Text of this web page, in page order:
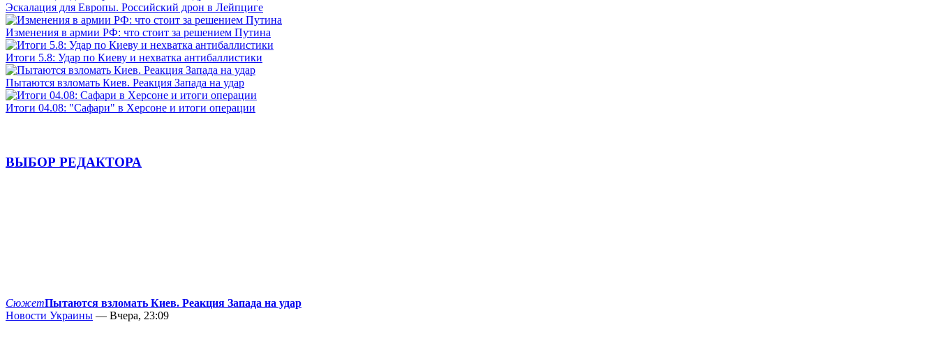
Эскалация для Европы. Российский дрон в Лейпциге
Изменения в армии РФ: что стоит за решением Путина
Итоги 5.8: Удар по Киеву и нехватка антибаллистики
Пытаются взломать Киев. Реакция Запада на удар
Итоги 04.08: "Сафари" в Херсоне и итоги операции
ВЫБОР РЕДАКТОРА
СюжетПытаются взломать Киев. Реакция Запада на удар
Новости Украины — Вчера, 23:09